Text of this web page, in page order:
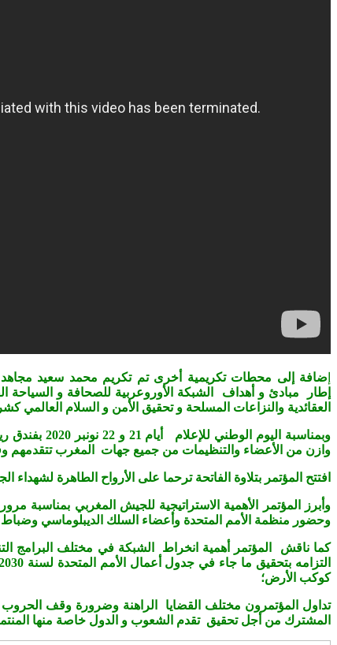
ضافة إلى محطات تكريمية أخرى تم تكريم محمد سعيد مجاهد
إطار مبادئ و أهداف الشبكة الأوروعربية للصحافة و السياحة
العقائدية والنزاعات المسلحة و تحقيق الأمن و السلام
وبمناسبة
وازن من الأعضاء والتنظيمات من جميع جهات المغرب تتقدمهم
افتتح المؤتمر بتلاوة الفاتحة ترحما على الأرواح الطاهرة
وحضور منظمة الأمم المتحدة وأعضاء السلك الديبلوماسي وضباط
كما ناقش المؤتمر أهمية انخراط الشبكة في مختلف البرامج
كوكب الأرض؛
تداول المؤتمرون مختلف القضايا الراهنة وضرورة وقف الحروب
المشترك من أجل تحقيق تقدم الشعوب و الدول خاصة منها